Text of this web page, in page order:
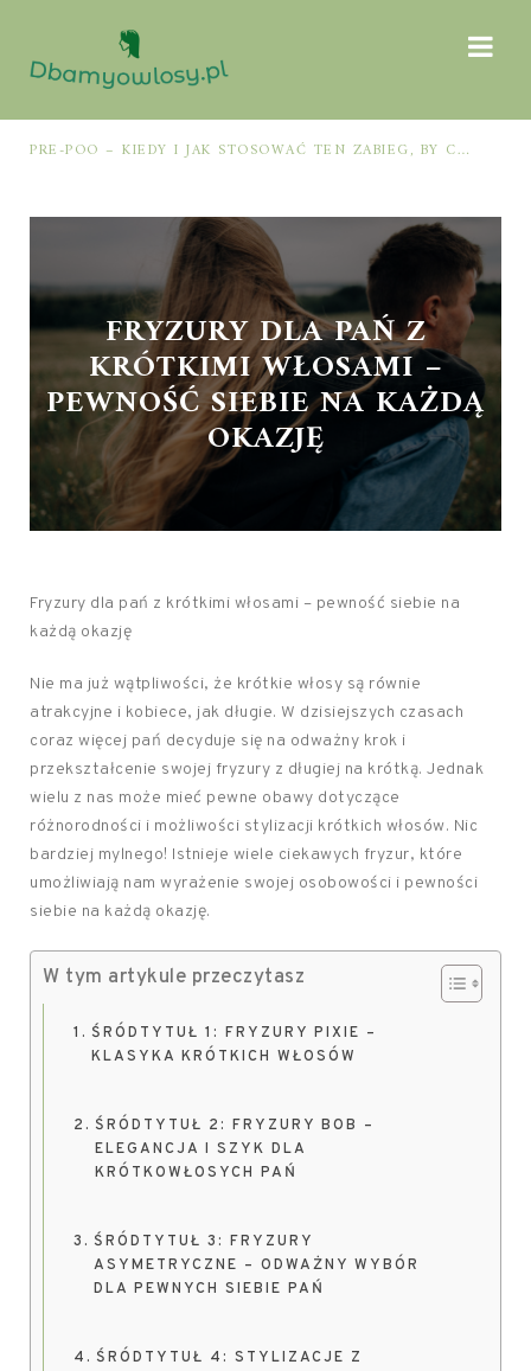
PRE-POO – KIEDY I JAK STOSOWAĆ TEN ZABIEG, BY CHRONIĆ I NAWILŻAĆ WŁOSY PRZED MYCIEM SZAMPONEM
FRYZURY DLA PAŃ Z
KRÓTKIMI WŁOSAMI –
PEWNOŚĆ SIEBIE NA KAŻDĄ
OKAZJĘ
Fryzury dla pań z krótkimi włosami – pewność siebie na
każdą okazję
Nie ma już wątpliwości, że krótkie włosy są równie
atrakcyjne i kobiece, jak długie. W dzisiejszych czasach
coraz więcej pań decyduje się na odważny krok i
przekształcenie swojej fryzury z długiej na krótką. Jednak
wielu z nas może mieć pewne obawy dotyczące
różnorodności i możliwości stylizacji krótkich włosów. Nic
bardziej mylnego! Istnieje wiele ciekawych fryzur, które
umożliwiają nam wyrażenie swojej osobowości i pewności
siebie na każdą okazję.
W tym artykule przeczytasz
ŚRÓDTYTUŁ 1: FRYZURY PIXIE –
KLASYKA KRÓTKICH WŁOSÓW
ŚRÓDTYTUŁ 2: FRYZURY BOB –
ELEGANCJA I SZYK DLA
KRÓTKOWŁOSYCH PAŃ
ŚRÓDTYTUŁ 3: FRYZURY
ASYMETRYCZNE – ODWAŻNY WYBÓR
DLA PEWNYCH SIEBIE PAŃ
ŚRÓDTYTUŁ 4: STYLIZACJE Z